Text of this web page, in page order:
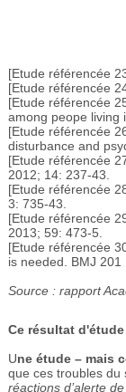
[Etude référencée
[Etude référencée
[Etude référencée
among peope living
[Etude référencée
disturbance and
[Etude référencée
2012; 14: 237-43.
[Etude référencée
3: 735-43.
[Etude référencée
2013; 59: 473-5.
[Etude référencée
is needed. BMJ 201
Source : rapport
Ce résultat
Une étude – mais
que ces troubles du
réactions d’alerte